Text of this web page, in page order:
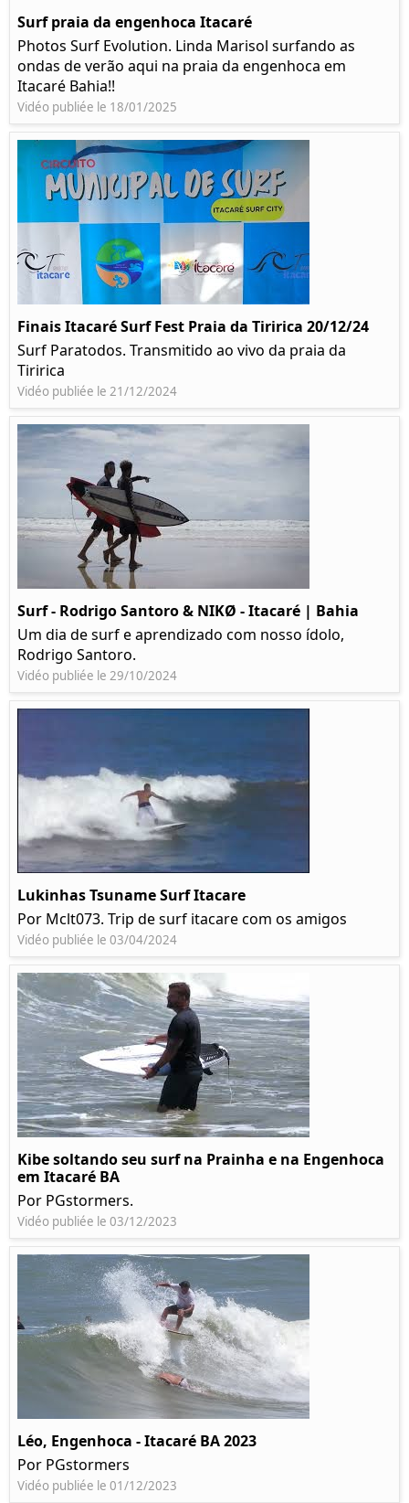
Surf praia da engenhoca Itacaré
Photos Surf Evolution. Linda Marisol surfando as
ondas de verão aqui na praia da engenhoca em
Itacaré Bahia!!
Vidéo publiée le 18/01/2025
Finais Itacaré Surf Fest Praia da Tiririca 20/12/24
Surf Paratodos. Transmitido ao vivo da praia da
Tiririca
Vidéo publiée le 21/12/2024
Surf - Rodrigo Santoro & NIKØ - Itacaré | Bahia
Um dia de surf e aprendizado com nosso ídolo,
Rodrigo Santoro.
Vidéo publiée le 29/10/2024
Lukinhas Tsuname Surf Itacare
Por Mclt073. Trip de surf itacare com os amigos
Vidéo publiée le 03/04/2024
Kibe soltando seu surf na Prainha e na Engenhoca
em Itacaré BA
Por PGstormers.
Vidéo publiée le 03/12/2023
Léo, Engenhoca - Itacaré BA 2023
Por PGstormers
Vidéo publiée le 01/12/2023